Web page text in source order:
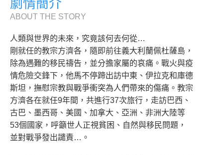
劇情簡介
ABOUT THE STORY
人類與世界的未來，究竟該何去何從…
剛就任的教宗方濟各，隨即前往義大利蘭佩杜薩島，
除為遇難的移民禱告，並分擔家屬的哀痛。戰火與疫
情危險交鋒下，他馬不停蹄出訪中東、伊拉克和庫德
斯坦，撫慰宗教與戰爭衝突為人們帶來的傷痛。教宗
方濟各在就任9年間，共進行37次旅行，走訪巴西、
古巴、墨西哥、美國、加拿大、亞洲、非洲大陸等
53個國家，呼籲世人正視貧困、自然與移民問題，
並對戰爭發出譴責…。